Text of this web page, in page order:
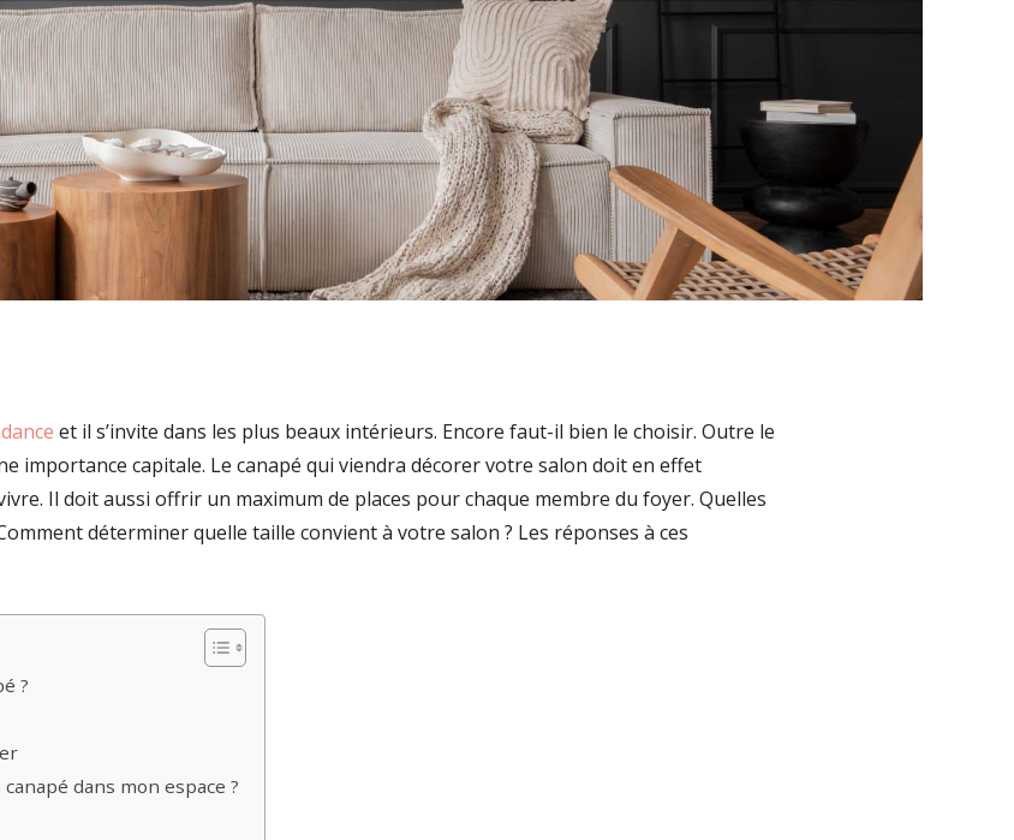
et il s’invite dans les plus beaux intérieurs. Encore faut-il bien le choisir. Outre le
importance capitale. Le canapé qui viendra décorer votre salon doit en effet
Il doit aussi offrir un maximum de places pour chaque membre du foyer. Quelles
déterminer quelle taille convient à votre salon ? Les réponses à ces
?
dans mon espace ?